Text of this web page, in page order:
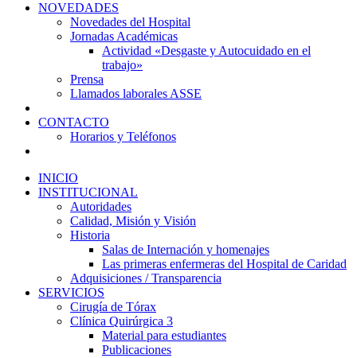
NOVEDADES
Novedades del Hospital
Jornadas Académicas
Actividad «Desgaste y Autocuidado en el
trabajo»
Prensa
Llamados laborales ASSE
CONTACTO
Horarios y Teléfonos
INICIO
INSTITUCIONAL
Autoridades
Calidad, Misión y Visión
Historia
Salas de Internación y homenajes
Las primeras enfermeras del Hospital de Caridad
Adquisiciones / Transparencia
SERVICIOS
Cirugía de Tórax
Clínica Quirúrgica 3
Material para estudiantes
Publicaciones